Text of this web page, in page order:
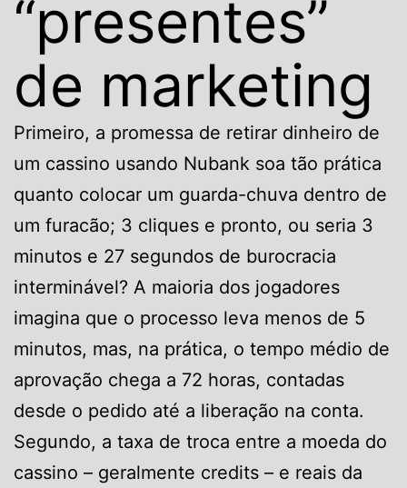
“presentes”
de marketing
Primeiro, a promessa de retirar dinheiro de
um cassino usando Nubank soa tão prática
quanto colocar um guarda-chuva dentro de
um furacão; 3 cliques e pronto, ou seria 3
minutos e 27 segundos de burocracia
interminável? A maioria dos jogadores
imagina que o processo leva menos de 5
minutos, mas, na prática, o tempo médio de
aprovação chega a 72 horas, contadas
desde o pedido até a liberação na conta.
Segundo, a taxa de troca entre a moeda do
cassino – geralmente credits – e reais da